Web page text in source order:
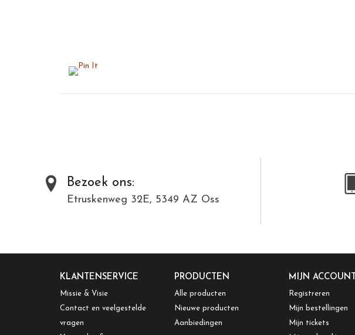
Bezoek ons:
Etruskenweg 32E, 5349 AZ Oss
KLANTENSERVICE
Missie & Visie
Contact en veelgestelde
vragen
PRODUCTEN
Alle producten
Nieuwe producten
Aanbiedingen
MIJN ACCOUNT
Registreren
Mijn bestellingen
Mijn tickets